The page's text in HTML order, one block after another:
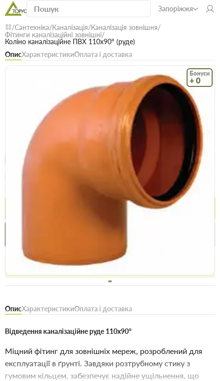
Запоріжжя
Сантехніка Каналізація Каналізація зовнішня
Фітинги каналізаційні зовнішні
Коліно каналізаційне ПВХ 110х90° (руде)
ОписХарактеристикиОплата і доставка
Бонуси
+ 0
Код: 15598
Коліно каналізаційне ПВХ 110х90° (руде)
Безкоштовна доставка! Від 15000 грн єВідновлення Доставка НП
64.5 грн 62.7 грн
Безоплатне повернення товару 14 днів, для власників
ОписХарактеристикиОплата і доставка
Відведення каналізаційне руде 110х90°
Міцний фітинг для зовнішніх мереж, розроблений для
експлуатації в ґрунті. Завдяки розтрубному стику з
гумовим кільцем, забезпечує надійне ущільнення, що